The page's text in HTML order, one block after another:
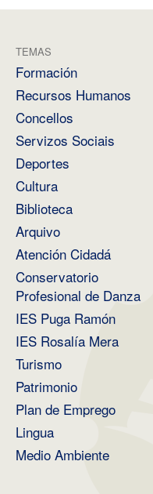
TEMAS
Formación
Recursos Humanos
Concellos
Servizos Sociais
Deportes
Cultura
Biblioteca
Arquivo
Atención Cidadá
Conservatorio
Profesional de Danza
IES Puga Ramón
IES Rosalía Mera
Turismo
Patrimonio
Plan de Emprego
Lingua
Medio Ambiente